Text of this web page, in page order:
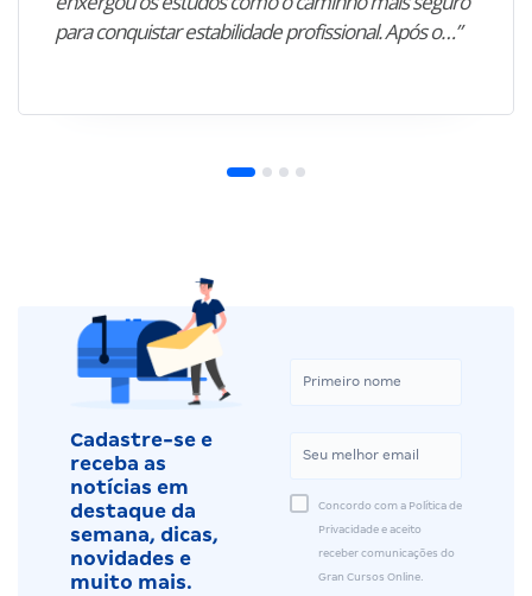
para conquistar estabilidade profissional. Após o…”
Cadastre-se e
receba as
notícias em
destaque da
semana, dicas,
novidades e
muito mais.
Concordo com a Política de
Privacidade e aceito
receber comunicações do
Gran Cursos Online.